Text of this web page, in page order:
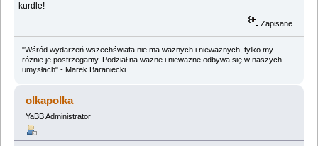
kurdle!
Zapisane
"Wśród wydarzeń wszechświata nie ma ważnych i nieważnych, tylko my
różnie je postrzegamy. Podział na ważne i nieważne odbywa się w naszych
umysłach" - Marek Baraniecki
olkapolka
YaBB Administrator